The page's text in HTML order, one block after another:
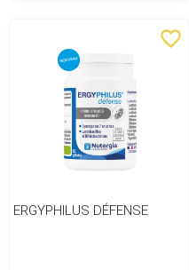
favorite_border
ERGYPHILUS DÉFENSE